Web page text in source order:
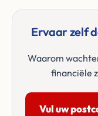
Ervaar zelf
Waarom
financiële
Vul uw